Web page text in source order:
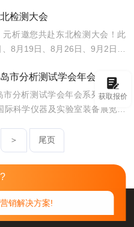
检测大会
元析邀您共赴东北检测大会！此
8月19日、8月26日、9月2日分
案供应商，届时，将携多款产
站展位号C66，哈尔滨展位号为
然参展，展位待定，各位伙伴和
展会回顾——青岛市分析测试学会年会系列学术报告会
市分析测试学会年会系列学术报
科学仪器及实验室装备展览会
分析测试仪器，也带来了非常好
技术。会议由学会理事长，青
主持，中国分析测试协会常务
了大会并作了中国分析测试协
、山东省分析测试协会理事长刘
市科协、市科技局研发服务中心
＞ 尾页
销解决方案!
获取报价